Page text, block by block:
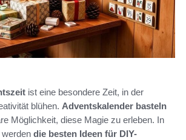
ist eine besondere Zeit, in der
blühen. Adventskalender basteln
Möglichkeit, diese Magie zu erleben. In
die besten Ideen für DIY-